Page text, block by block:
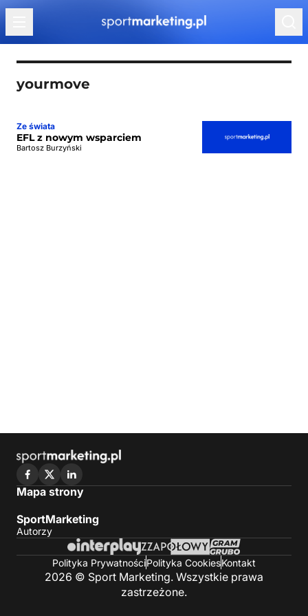
Przejdź do treści
yourmove
Ze świata
EFL z nowym wsparciem
Bartosz Burzyński
Mapa strony
SportMarketing
Autorzy
Polityka PrywatnościPolityka CookiesKontakt
2026 © Sport Marketing. Wszystkie prawa
zastrzeżone.